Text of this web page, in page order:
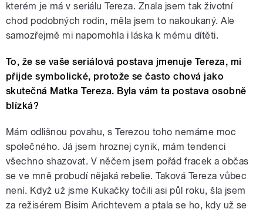
kterém je má v seriálu Tereza. Znala jsem tak životní
chod podobných rodin, měla jsem to nakoukaný. Ale
samozřejmě mi napomohla i láska k mému dítěti.
To, že se vaše seriálová postava jmenuje Tereza, mi
přijde symbolické, protože se často chová jako
skutečná Matka Tereza. Byla vám ta postava osobně
blízká?
Mám odlišnou povahu, s Terezou toho nemáme moc
společného. Já jsem hroznej cynik, mám tendenci
všechno shazovat. V něčem jsem pořád fracek a občas
se ve mně probudí nějaká rebelie. Taková Tereza vůbec
není. Když už jsme Kukačky točili asi půl roku, šla jsem
za režisérem Bisim Arichtevem a ptala se ho, kdy už se